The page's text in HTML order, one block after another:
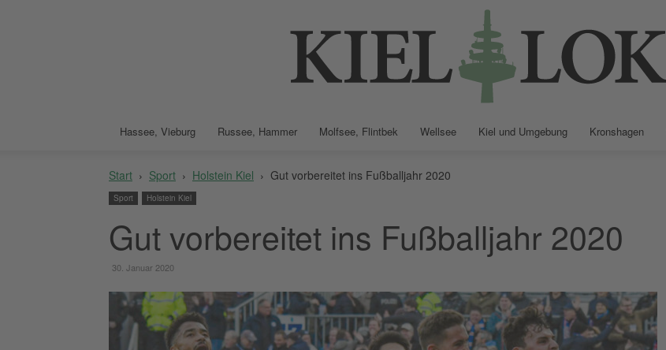
Hassee, Vieburg Russee, Hammer Molfsee, Flintbek Wellsee Kiel und Umgebung Kronshagen
Start Sport Holstein Kiel Gut vorbereitet ins Fußballjahr 2020
Sport Holstein Kiel
Gut vorbereitet ins Fußballjahr 2020
30. Januar 2020